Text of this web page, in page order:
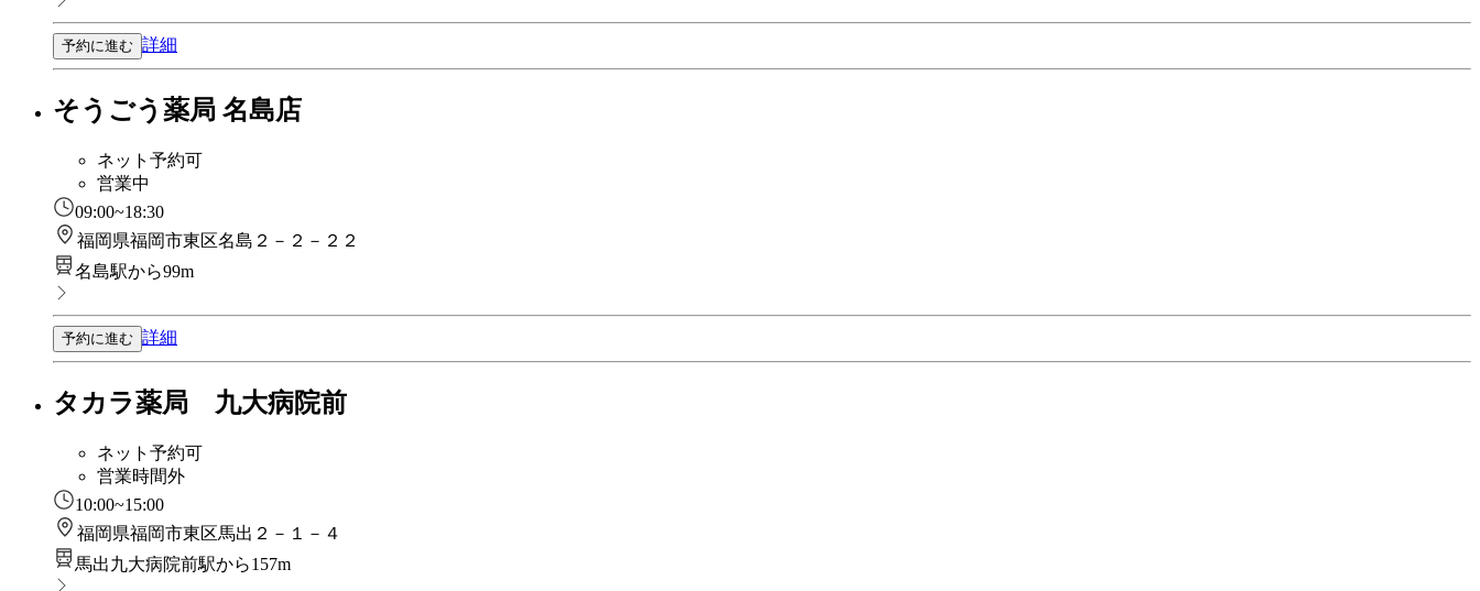
予約に進む 詳細
そうごう薬局 名島店
ネット予約可
営業中
09:00~18:30
福岡県福岡市東区名島２－２－２２
名島駅から99m
予約に進む 詳細
タカラ薬局 九大病院前
ネット予約可
営業時間外
10:00~15:00
福岡県福岡市東区馬出２－１－４
馬出九大病院前駅から157m